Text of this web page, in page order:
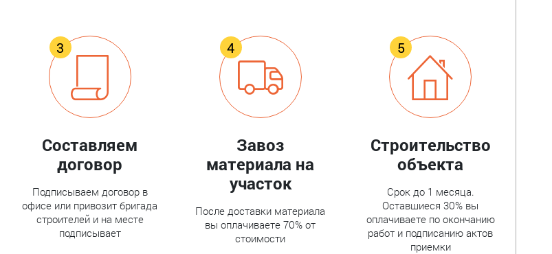
Составляем
договор
Подписываем договор в
офисе или привозит бригада
строителей и на месте
подписывает
Завоз
материала на
участок
После доставки материала
вы оплачиваете 70% от
стоимости
Строительство
объекта
Срок до 1 месяца.
Оставшиеся 30% вы
оплачиваете по окончанию
работ и подписанию актов
приемки